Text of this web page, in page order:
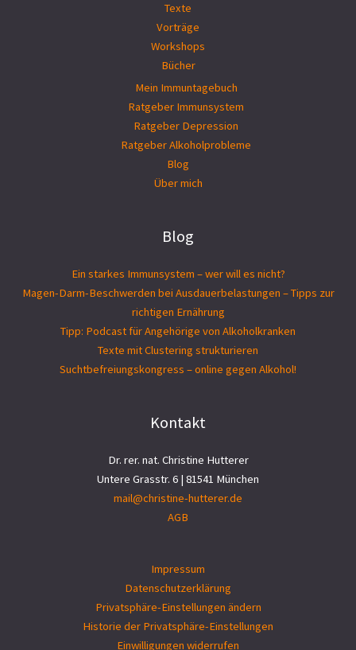
Texte
Vorträge
Workshops
Bücher
Mein Immuntagebuch
Ratgeber Immunsystem
Ratgeber Depression
Ratgeber Alkoholprobleme
Blog
Über mich
Blog
Ein starkes Immunsystem – wer will es nicht?
Magen-Darm-Beschwerden bei Ausdauerbelastungen – Tipps zur
richtigen Ernährung
Tipp: Podcast für Angehörige von Alkoholkranken
Texte mit Clustering strukturieren
Suchtbefreiungs­kongress – online gegen Alkohol!
Kontakt
Dr. rer. nat. Christine Hutterer
Untere Grasstr. 6 | 81541 München
mail@christine-hutterer.de
AGB
Impressum
Datenschutzerklärung
Privatsphäre-Einstellungen ändern
Historie der Privatsphäre-Einstellungen
Einwilligungen widerrufen